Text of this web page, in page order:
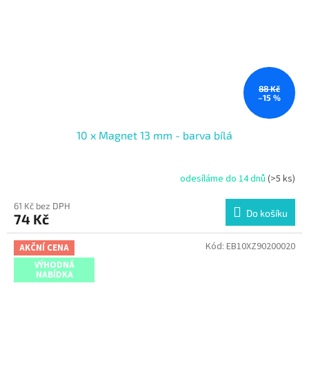
88 Kč
–15 %
10 x Magnet 13 mm - barva bílá
odesíláme do 14 dnů (>5 ks)
61 Kč bez DPH
74 Kč Do košíku
AKČNÍ CENA
VÝHODNÁ
NABÍDKA
Kód: EB10XZ90200020